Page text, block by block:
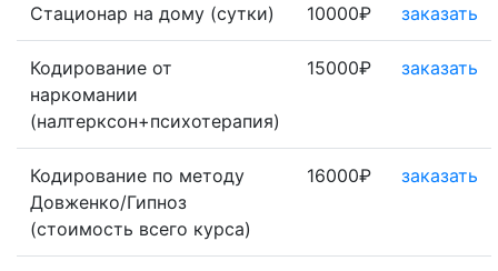
Стационар на дому (сутки) 10000₽ заказать
Кодирование от
наркомании
(налтерксон+психотерапия)
15000₽ заказать
Кодирование по методу
Довженко/Гипноз
(стоимость всего курса)
16000₽ заказать